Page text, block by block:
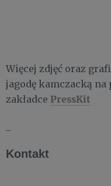
Więcej zdjęć oraz
jagodę kamczacką
zakładce PressKit
Kontakt